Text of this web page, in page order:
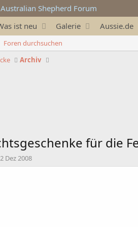
ist neu Galerie Aussie.de
Foren durchsuchen
Archiv
für die
Dez 2008